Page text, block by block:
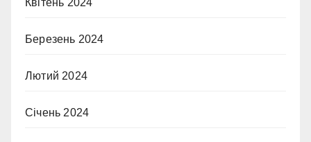
Квітень 2024
Березень 2024
Лютий 2024
Січень 2024